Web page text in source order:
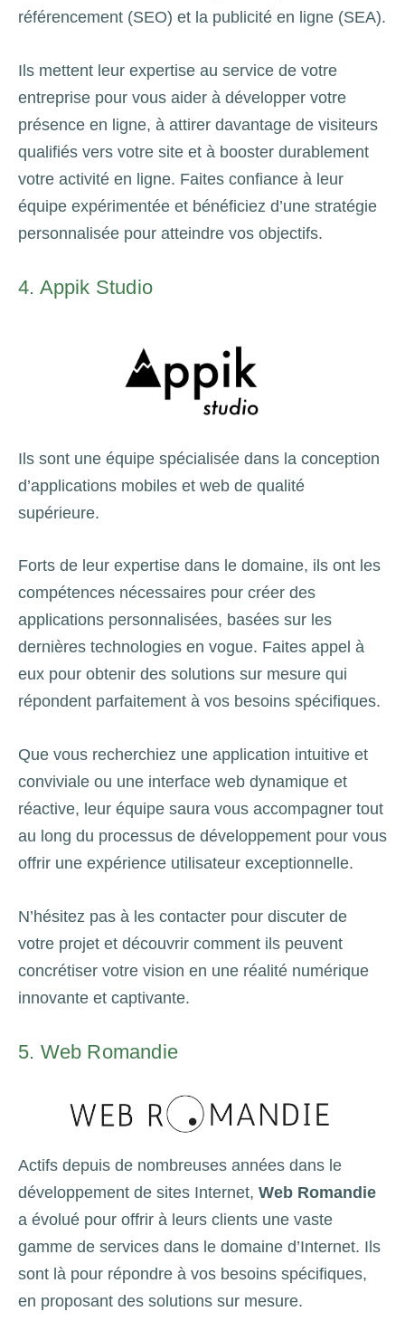
référencement (SEO) et la publicité en ligne (SEA).
Ils mettent leur expertise au service de votre
entreprise pour vous aider à développer votre
présence en ligne, à attirer davantage de visiteurs
qualifiés vers votre site et à booster durablement
votre activité en ligne. Faites confiance à leur
équipe expérimentée et bénéficiez d’une stratégie
personnalisée pour atteindre vos objectifs.
4. Appik Studio
Ils sont une équipe spécialisée dans la conception
d’applications mobiles et web de qualité
supérieure.
Forts de leur expertise dans le domaine, ils ont les
compétences nécessaires pour créer des
applications personnalisées, basées sur les
dernières technologies en vogue. Faites appel à
eux pour obtenir des solutions sur mesure qui
répondent parfaitement à vos besoins spécifiques.
Que vous recherchiez une application intuitive et
conviviale ou une interface web dynamique et
réactive, leur équipe saura vous accompagner tout
au long du processus de développement pour vous
offrir une expérience utilisateur exceptionnelle.
N’hésitez pas à les contacter pour discuter de
votre projet et découvrir comment ils peuvent
concrétiser votre vision en une réalité numérique
innovante et captivante.
5. Web Romandie
Actifs depuis de nombreuses années dans le
développement de sites Internet, Web Romandie
a évolué pour offrir à leurs clients une vaste
gamme de services dans le domaine d’Internet. Ils
sont là pour répondre à vos besoins spécifiques,
en proposant des solutions sur mesure.